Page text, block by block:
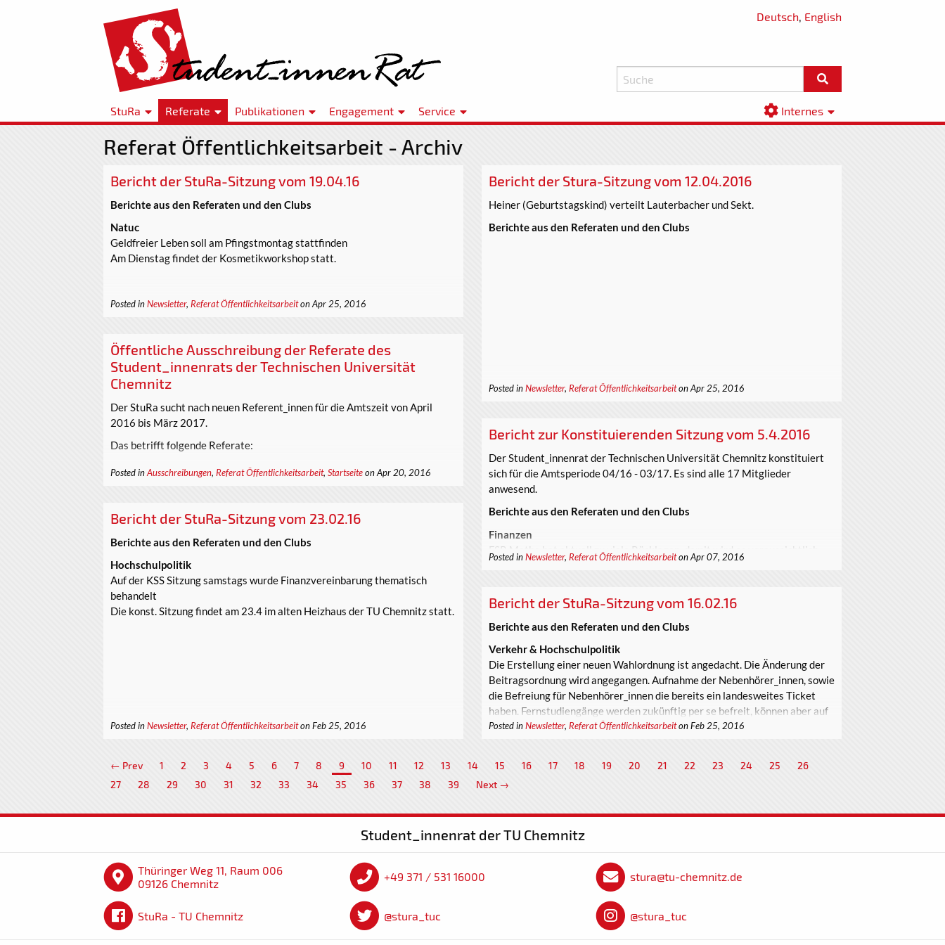
Deutsch, English
StuRa Referate Publikationen Engagement Service Internes
Referat Öffentlichkeitsarbeit - Archiv
Bericht der StuRa-Sitzung vom 19.04.16
Posted inNewsletter, Referat Öffentlichkeitsarbeiton Apr 25, 2016
Berichte aus den Referaten und den Clubs
Natuc
Geldfreier Leben soll am Pfingstmontag stattfinden
Am Dienstag findet der Kosmetikworkshop statt.
Bericht der Stura-Sitzung vom 12.04.2016
Posted inNewsletter, Referat Öffentlichkeitsarbeiton Apr 25, 2016
Heiner (Geburtstagskind) verteilt Lauterbacher und Sekt.
Berichte aus den Referaten und den Clubs
Öffentliche Ausschreibung der Referate des
Student_innenrats der Technischen Universität
Chemnitz
Posted inAusschreibungen, Referat Öffentlichkeitsarbeit, Startseiteon Apr 20, 2016
Der StuRa sucht nach neuen Referent_innen für die Amtszeit von April
2016 bis März 2017.
Das betrifft folgende Referate:
Bericht zur Konstituierenden Sitzung vom 5.4.2016
Posted inNewsletter, Referat Öffentlichkeitsarbeiton Apr 07, 2016
Der Student_innenrat der Technischen Universität Chemnitz konstituiert
sich für die Amtsperiode 04/16 - 03/17. Es sind alle 17 Mitglieder
anwesend.
Berichte aus den Referaten und den Clubs
Finanzen
FSR Mathe hat aktuell zu viele Rücklagen, damit wird es voraussichtlich
keine Semestermittel geben
Bericht der StuRa-Sitzung vom 23.02.16
Posted inNewsletter, Referat Öffentlichkeitsarbeiton Feb 25, 2016
Berichte aus den Referaten und den Clubs
Hochschulpolitik
Auf der KSS Sitzung samstags wurde Finanzvereinbarung thematisch
behandelt
Die konst. Sitzung findet am 23.4 im alten Heizhaus der TU Chemnitz statt.
Bericht der StuRa-Sitzung vom 16.02.16
Posted inNewsletter, Referat Öffentlichkeitsarbeiton Feb 25, 2016
Berichte aus den Referaten und den Clubs
Verkehr & Hochschulpolitik
Die Erstellung einer neuen Wahlordnung ist angedacht. Die Änderung der
Beitragsordnung wird angegangen. Aufnahme der Nebenhörer_innen, sowie
die Befreiung für Nebenhörer_innen die bereits ein landesweites Ticket
haben. Fernstudiengänge werden zukünftig per se befreit, können aber auf
Antrag das Ticket nach wie vor erhalten. Treffen mit Rektorat inhaltlich zu
← Prev 1 2 3 4 5 6 7 8 9 10 11 12 13 14 15 16 17 18 19 20 21 22 23 24 25
26
27
28 29 30 31 32 33 34 35 36 37 38 39 Next →
Student_innenrat der TU Chemnitz
Thüringer Weg 11, Raum 006
09126 Chemnitz
+49 371 / 531 16000 stura@tu-chemnitz.de
StuRa - TU Chemnitz @stura_tuc @stura_tuc